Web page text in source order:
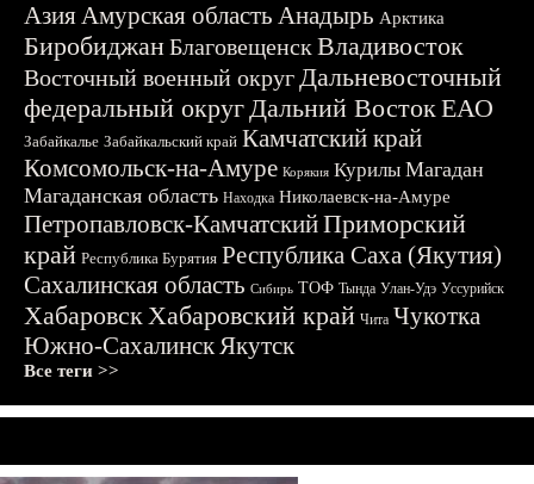
АзияАмурская область Анадырь Арктика
БиробиджанБлаговещенскВладивосток
Восточный военный округДальневосточный
федеральный округДальний ВостокЕАО
Забайкалье Забайкальский край Камчатский край
Комсомольск-на-Амуре Корякия Курилы Магадан
Магаданская область Находка Николаевск-на-Амуре
Петропавловск-КамчатскийПриморский
край Республика Бурятия Республика Саха (Якутия)
Сахалинская область Сибирь ТОФ Тында Улан-Удэ Уссурийск
ХабаровскХабаровский край Чита Чукотка
Южно-СахалинскЯкутск
Все теги >>